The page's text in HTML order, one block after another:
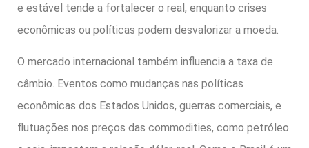
e estável tende a fortalecer o real, enquanto crises
econômicas ou políticas podem desvalorizar a moeda.
O mercado internacional também influencia a taxa de
câmbio. Eventos como mudanças nas políticas
econômicas dos Estados Unidos, guerras comerciais, e
flutuações nos preços das commodities, como petróleo